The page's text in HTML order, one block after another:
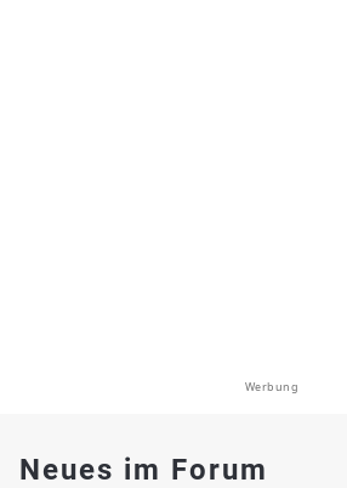
Werbung
Neues im Forum